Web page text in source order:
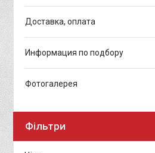
Доставка, оплата
Информация по подбору
Фотогалерея
Фільтри